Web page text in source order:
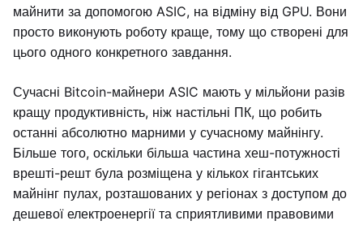
майнити за допомогою ASIC, на відміну від GPU. Вони
просто виконують роботу краще, тому що створені для
цього одного конкретного завдання.
Сучасні Bitcoin-майнери ASIC мають у мільйони разів
кращу продуктивність, ніж настільні ПК, що робить
останні абсолютно марними у сучасному майнінгу.
Більше того, оскільки більша частина хеш-потужності
врешті-решт була розміщена у кількох гігантських
майнінг пулах, розташованих у регіонах з доступом до
дешевої електроенергії та сприятливими правовими